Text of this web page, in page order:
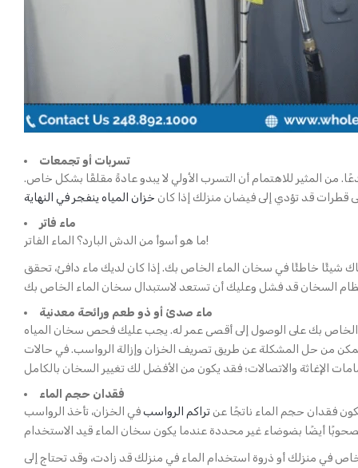
تسربات أو تجمعات
من المثير للاهتمام أن التسرب الأولي لا يبدو عادةً مقلقًا بشكل خاص.
قطرات قد تؤدي إلى فيضان منزلك إذا كان خزان المياه ينفجر في النهاية
ماء فاتر
ما هو أسوأ من الدش البارد؟ الماء الفاتر!
شيئًا خاطئًا في سخان الماء الخاص بك. إذا كان لديك ماء دافئ، تحقق
ماء صدئ أو ذو طعم ورائحة معدنية
الخاص بك على الوصول إلى أقصى عمر له. يجب عليك فحص سخان المياه
من حل المشكلة عن طريق تصريف الخزان وإزالة الرواسب. في حالات
فقدان حجم الماء
فقدان حجم الماء ناتجًا عن تراكم الرواسبفي الخزان، تأخذ الرواسب
في منزلك أو ذروة استخدام الماء في منزلك قد زادت، وقد تحتاج إلى